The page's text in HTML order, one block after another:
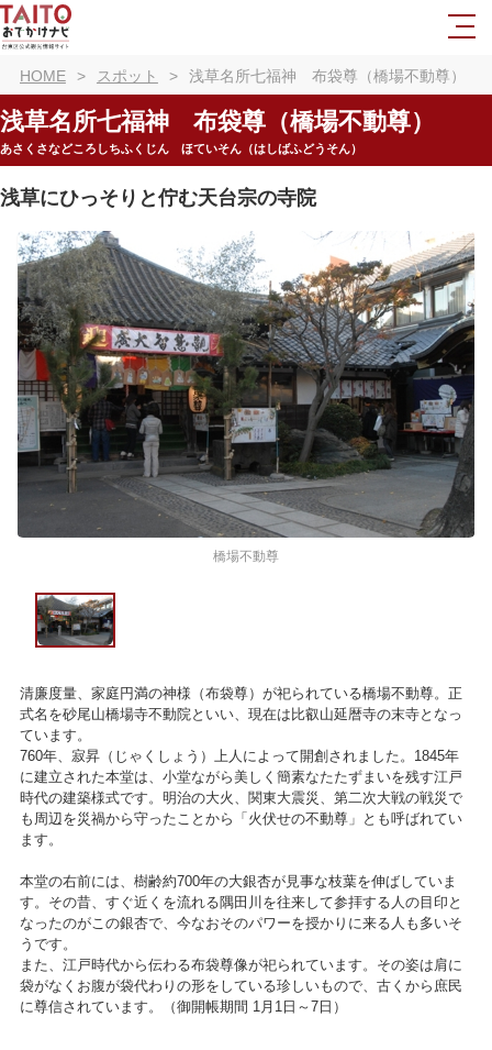
HOME スポット 浅草名所七福神 布袋尊（橋場不動尊）
浅草名所七福神 布袋尊（橋場不動尊）
あさくさなどころしちふくじん ほていそん（はしばふどうそん）
浅草にひっそりと佇む天台宗の寺院
橋場不動尊
清廉度量、家庭円満の神様（布袋尊）が祀られている橋場不動尊。正
式名を砂尾山橋場寺不動院といい、現在は比叡山延暦寺の末寺となっ
ています。
760年、寂昇（じゃくしょう）上人によって開創されました。1845年
に建立された本堂は、小堂ながら美しく簡素なたたずまいを残す江戸
時代の建築様式です。明治の大火、関東大震災、第二次大戦の戦災で
も周辺を災禍から守ったことから「火伏せの不動尊」とも呼ばれてい
ます。
本堂の右前には、樹齢約700年の大銀杏が見事な枝葉を伸ばしていま
す。その昔、すぐ近くを流れる隅田川を往来して参拝する人の目印と
なったのがこの銀杏で、今なおそのパワーを授かりに来る人も多いそ
うです。
また、江戸時代から伝わる布袋尊像が祀られています。その姿は肩に
袋がなくお腹が袋代わりの形をしている珍しいもので、古くから庶民
に尊信されています。（御開帳期間 1月1日～7日）